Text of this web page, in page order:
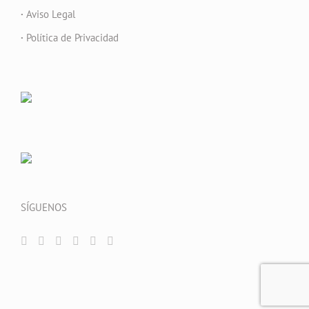
· Aviso Legal
· Política de Privacidad
SÍGUENOS